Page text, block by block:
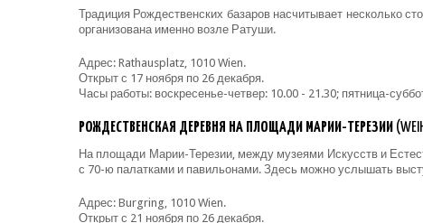
Традиция Рождественских базаров насчитывает несколько
организована именно возле Ратуши.
Адрес: Rathausplatz, 1010 Wien.
Открыт с 17 ноября по 26 декабря.
Часы работы: воскресенье-четвер: 10.00 - 21.30; пятница-
РОЖДЕСТВЕНСКАЯ ДЕРЕВНЯ НА ПЛОЩАДИ МАРИИ-ТЕРЕЗИИ
На площади Марии-Терезии, между музеями Искусств и
с 70-ю палатками и павильонами. Здесь можно услышать
Адрес: Burgring, 1010 Wien.
Открыт с 21 ноября по 26 декабря.